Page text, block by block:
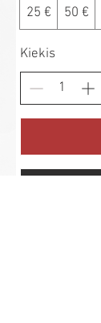
25 € 50 €
Kiekis